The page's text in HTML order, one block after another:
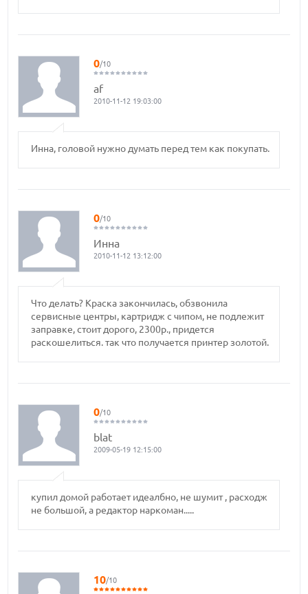
0/10
af
2010-11-12 19:03:00
Инна, головой нужно думать перед тем как покупать.
0/10
Инна
2010-11-12 13:12:00
Что делать? Краска закончилась, обзвонила
сервисные центры, картридж с чипом, не подлежит
заправке, стоит дорого, 2300р., придется
раскошелиться. так что получается принтер золотой.
0/10
blat
2009-05-19 12:15:00
купил домой работает идеалбно, не шумит , расходж
не большой, а редактор наркоман.....
10/10